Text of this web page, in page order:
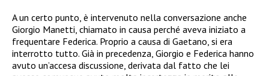
A un certo punto, è intervenuto nella conversazione anche
Giorgio Manetti, chiamato in causa perché aveva iniziato a
frequentare Federica. Proprio a causa di Gaetano, si era
interrotto tutto. Già in precedenza, Giorgio e Federica hanno
avuto un’accesa discussione, derivata dal fatto che lei